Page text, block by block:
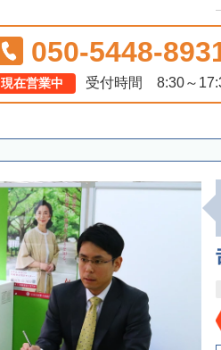
050-5448-
現在営業中 受付時間 8:30～